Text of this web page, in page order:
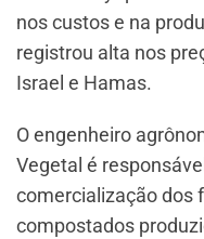
nos custos e na
registrou alta nos
Israel e Hamas.
O engenheiro
Vegetal é
comercialização dos
compostados